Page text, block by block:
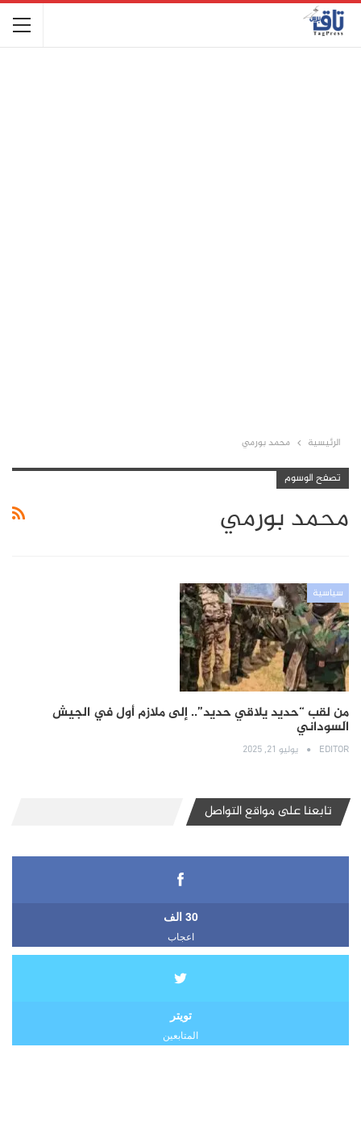
الرئيسية محمد بورمي
تصفح الوسوم
محمد بورمي
سياسية
مِن لقب “حديد يلاقي حديد”.. إلى ملازم أول في الجيش
السوداني
EDITOR يوليو 21, 2025
تابعنا على مواقع التواصل
30 الف
اعجاب
تويتر
المتابعين